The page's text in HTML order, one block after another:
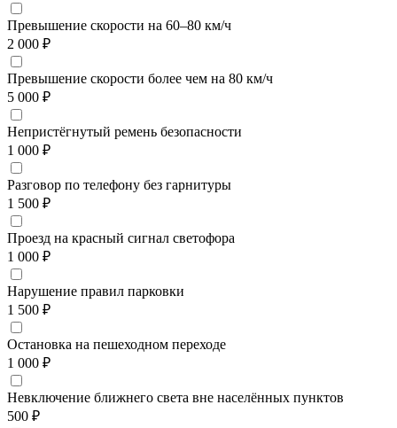
Превышение скорости на 60–80 км/ч
2 000 ₽
Превышение скорости более чем на 80 км/ч
5 000 ₽
Непристёгнутый ремень безопасности
1 000 ₽
Разговор по телефону без гарнитуры
1 500 ₽
Проезд на красный сигнал светофора
1 000 ₽
Нарушение правил парковки
1 500 ₽
Остановка на пешеходном переходе
1 000 ₽
Невключение ближнего света вне населённых пунктов
500 ₽